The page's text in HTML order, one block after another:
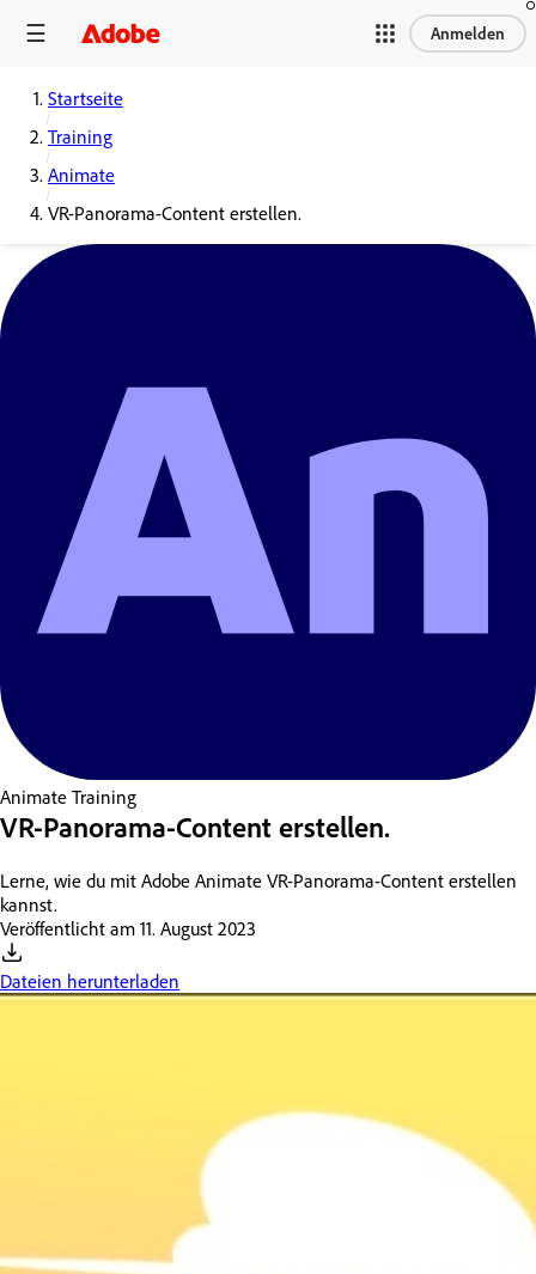
Anmelden
Startseite
Training
Animate
VR-Panorama-Content erstellen.
Animate Training
VR-Panorama-Content erstellen.
Lerne, wie du mit Adobe Animate VR-Panorama-Content erstellen
kannst.
Veröffentlicht am 11. August 2023
Dateien herunterladen